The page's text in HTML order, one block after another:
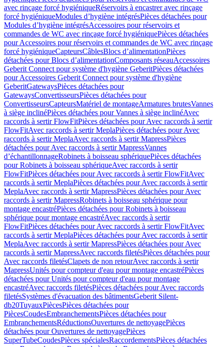
avec rinçage forcé hygiéniqueRéservoirs à encastrer avec rinçage
forcé hygiéniqueModules d’hygiène intégrésPièces détachées pour
Modules d’hygiène intégrésAccessoires pour réservoirs et
commandes de WC avec rinçage forcé hygiéniquePièces détachées
pour Accessoires pour réservoirs et commandes de WC avec rinçage
forcé hygiéniqueCapteursCâblesBlocs d’alimentationPièces
détachées pour Blocs d’alimentationComposants réseauAccessoires
Geberit Connect pour système d'hygiène GeberitPièces détachées
pour Accessoires Geberit Connect pour système d'hygiène
GeberitGatewaysPièces détachées pour
GatewaysConvertisseursPièces détachées pour
ConvertisseursCapteursMatériel de montageArmatures brutesVannes
à siège inclinéPièces détachées pour Vannes à siège inclinéAvec
raccords à sertir FlowFitPièces détachées pour Avec raccords à sertir
FlowFitAvec raccords à sertir MeplaPièces détachées pour Avec
raccords à sertir MeplaAvec raccords à sertir MapressPièces
détachées pour Avec raccords à sertir MapressVannes
d’échantillonnageRobinets à boisseau sphériquePièces détachées
pour Robinets à boisseau sphériqueAvec raccords à sertir
FlowFitPièces détachées pour Avec raccords à sertir FlowFitAvec
raccords à sertir MeplaPièces détachées pour Avec raccords à sertir
MeplaAvec raccords à sertir MapressPièces détachées pour Avec
raccords à sertir MapressRobinets à boisseau sphérique pour
montage encastréPièces détachées pour Robinets à boisseau
sphérique pour montage encastréAvec raccords à sertir
FlowFitPièces détachées pour Avec raccords à sertir FlowFitAvec
raccords à sertir MeplaPièces détachées pour Avec raccords à sertir
MeplaAvec raccords à sertir MapressPièces détachées pour Avec
raccords à sertir MapressAvec raccords filetésPièces détachées pour
Avec raccords filetésClapets de non retourAvec raccords à sertir
MapressUnités pour compteur d'eau pour montage encastréPièces
détachées pour Unités pour compteur d'eau pour montage
encastréAvec raccords filetésPièces détachées pour Avec raccords
filetésSystèmes d'évacuation des bâtimentsGeberit Silent-
db20TuyauxPiècesPièces détachées pour
PiècesCoudesEmbranchementsPièces détachées pour
EmbranchementsRéductionsOuvertures de nettoyagePièces
détachées pour Ouvertures de nettoyagePièces
SuperTubeCoudesPièces spécialesRaccordementsPièces détachées